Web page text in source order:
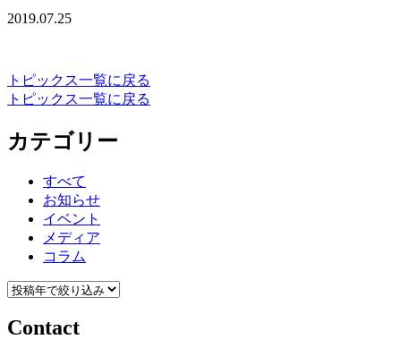
2019.07.25
トピックス一覧に戻る
トピックス一覧に戻る
カテゴリー
すべて
お知らせ
イベント
メディア
コラム
Contact